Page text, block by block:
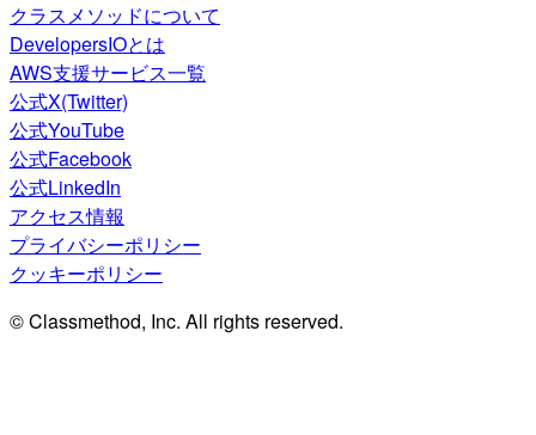
クラスメソッドについて
DevelopersIOとは
AWS支援サービス一覧
公式X(Twitter)
公式YouTube
公式Facebook
公式LinkedIn
アクセス情報
プライバシーポリシー
クッキーポリシー
© Classmethod, Inc. All rights reserved.